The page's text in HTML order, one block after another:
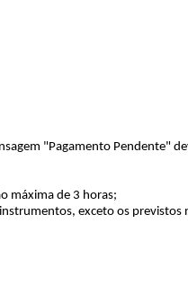
"Pagamento Pendente"
máxima de 3 horas;
exceto os previstos